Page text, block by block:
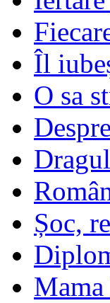
Îl
O sa
Șoc,